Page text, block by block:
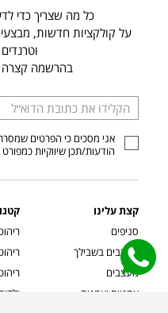
כל מה שצריך כדי
על קולקציות חדשות,
וטרנדים
בהרשמה קצרה
הכניסו
כתובת
דוא”לאני מסכים כי הפרטים
הודעות/תכן שיווקיות
קצת עלינו
סניפים
מעצבים בשבילך
מעצבים
אמניות ואמנים
ילדים